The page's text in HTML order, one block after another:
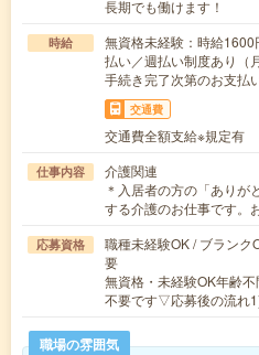
長期でも働けます！
時給
無資格未経験：時給
払い／週払い制度あり（
手続き完了次第のお支払
交通費
交通費全額支給※規定有
仕事内容
介護関連
＊入居者の方の「ありが
する介護のお仕事です。
応募資格
職種未経験OK / ブランク
要
無資格・未経験OK年齢
不要です▽応募後の流れ
職場の雰囲気